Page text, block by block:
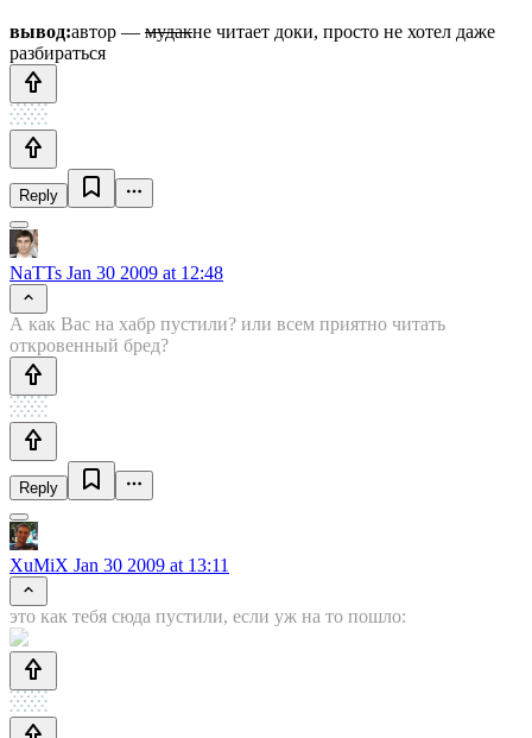
вывод:автор — мудакне читает доки, просто не хотел даже
разбираться
Reply
NaTTs Jan 30 2009 at 12:48
А как Вас на хабр пустили? или всем приятно читать
откровенный бред?
Reply
XuMiX Jan 30 2009 at 13:11
это как тебя сюда пустили, если уж на то пошло: